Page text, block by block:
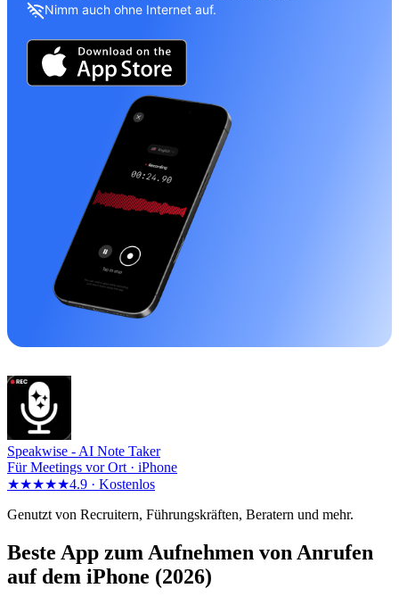
Nimm auch ohne Internet auf.
Speakwise - AI Note Taker
Für Meetings vor Ort · iPhone
★★★★★4.9 · Kostenlos
Genutzt von Recruitern, Führungskräften, Beratern und mehr.
Beste App zum Aufnehmen von Anrufen
auf dem iPhone (2026)